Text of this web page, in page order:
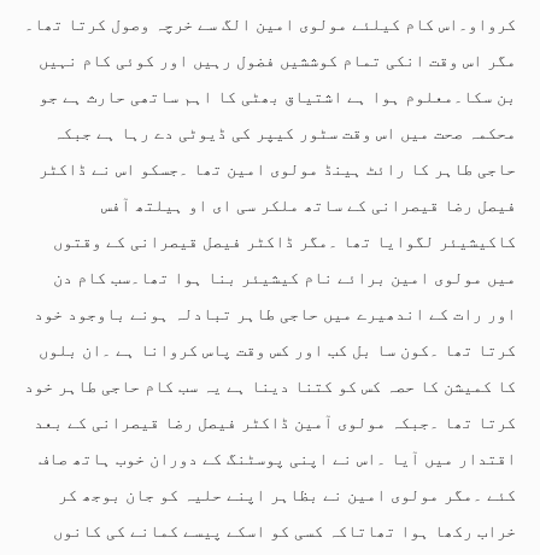
کرواو۔اس کام کیلئے مولوی امین الگ سے خرچہ وصول کرتا تھا۔
مگر اس وقت انکی تمام کوششیں فضول رہیں اور کوئی کام نہیں
بن سکا۔معلوم ہوا ہے اشتیاق بھٹی کا اہم ساتھی حارث ہے جو
محکمہ صحت میں اس وقت سٹور کیپر کی ڈیوٹی دے رہا ہے جبکہ
حاجی طاہر کا رائٹ ہینڈ مولوی امین تھا ۔جسکو اس نے ڈاکٹر
فیصل رضا قیصرانی کے ساتھ ملکر سی ای او ہیلتھ آفس
کاکیشیئر لگوایا تھا ۔مگر ڈاکٹر فیصل قیصرانی کے وقتوں
میں مولوی امین برائے نام کیشیئر بنا ہوا تھا۔سب کام دن
اور رات کے اندھیرے میں حاجی طاہر تبادلہ ہونے باوجود خود
کرتا تھا ۔کون سا بل کب اور کس وقت پاس کروانا ہے ۔ان بلوں
کا کمیشن کا حصہ کس کو کتنا دینا ہے یہ سب کام حاجی طاہر خود
کرتا تھا ۔جبکہ مولوی آمین ڈاکٹر فیصل رضا قیصرانی کے بعد
اقتدار میں آیا ۔اس نے اپنی پوسٹنگ کے دوران خوب ہاتھ صاف
کئے ۔مگر مولوی امین نے بظاہر اپنے حلیہ کو جان بوجھ کر
خراب رکھا ہوا تھاتاکہ کسی کو اسکے پیسے کمانے کی کانوں